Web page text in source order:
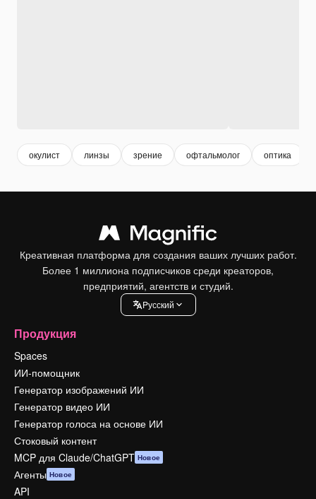
окулист линзы зрение офтальмолог оптика
Креативная платформа для создания ваших лучших работ.
Более 1 миллиона подписчиков среди креаторов,
предприятий, агентств и студий.
Pусский
Продукция
Spaces
ИИ-помощник
Генератор изображений ИИ
Генератор видео ИИ
Генератор голоса на основе ИИ
Стоковый контент
MCP для Claude/ChatGPT Новое
Агенты Новое
API